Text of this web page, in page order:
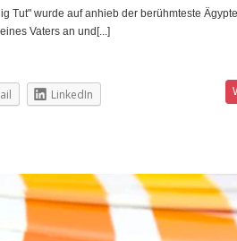
Tut" wurde auf anhieb der berühmteste
Vaters an und[...]
LinkedIn